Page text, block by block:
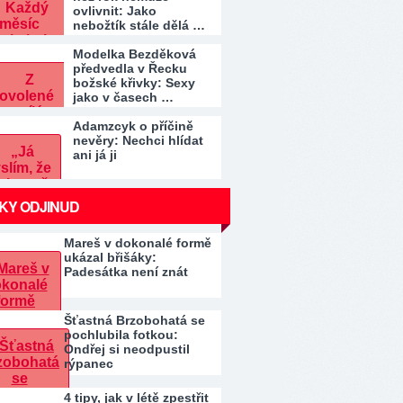
ovlivnit: Jako
nebožtík stále dělá …
Modelka Bezděková
předvedla v Řecku
božské křivky: Sexy
jako v časech …
Adamzcyk o příčině
nevěry: Nechci hlídat
ani já ji
ODJINUD
Mareš v dokonalé formě
ukázal břišáky:
Padesátka není znát
Šťastná Brzobohatá se
pochlubila fotkou:
Ondřej si neodpustil
rýpanec
4 tipy, jak v létě zpestřit